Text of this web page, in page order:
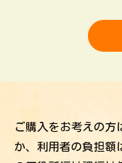
ご購入をお考えの方
か、利用者の負担額